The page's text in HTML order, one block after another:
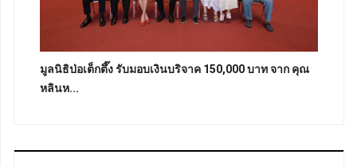
มูลนิธิป่อเต็กตึ๊ง รับมอบเงินบริจาค 150,000 บาท จาก คุณ
หลินห...